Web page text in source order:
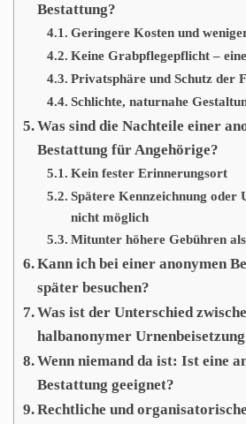
Bestattung?
Geringere Kosten und
Keine Grabpflegepflicht –
Privatsphäre und Schutz der
Schlichte, naturnahe
Was sind die Nachteile einer
Bestattung für Angehörige?
Kein fester Erinnerungsort
Spätere Kennzeichnung oder
nicht möglich
Mitunter höhere Gebühren
Kann ich bei einer anonymen
später besuchen?
Was ist der Unterschied
halbanonymer
Wenn niemand da ist: Ist eine
Bestattung geeignet?
Rechtliche und